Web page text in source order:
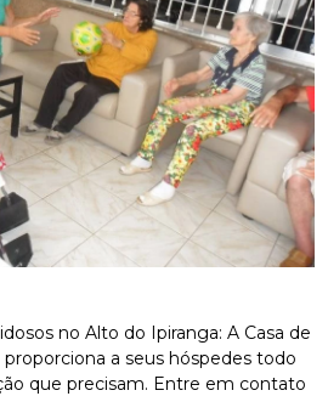
no Alto do Ipiranga: A Casa de
a seus hóspedes todo
que precisam. Entre em contato